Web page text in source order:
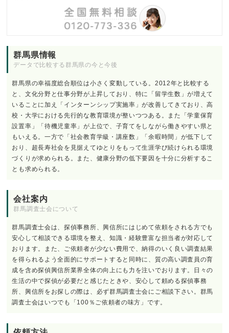
群馬県情報
データで比較する群馬県の今と今後
群馬県の幸福度総合順位は小さく変動している。2012年と比較する
と、文化分野と仕事分野が上昇しており、特に「留学生数」が増えて
いることに加え「インターンシップ実施率」が改善してきており、高
校・大学における先行的な教育環境が整いつつある。また「学童保育
設置率」「待機児童率」が上位で、子育てをしながら働きやすい県と
もいえる。一方で「社会教育学級・講座数」「余暇時間」が低下して
おり、超長寿社会を見据えてゆとりをもって生涯学び続けられる環境
づくりが求められる。また、健康分野の低下要因を十分に分析するこ
とも求められる。
会社案内
群馬調査士会について
群馬調査士会は、探偵事務所、興信所にはじめて依頼をされる方でも
安心して相談できる環境を整え、知識・経験豊富な担当者が対応して
おります。また、ご依頼者が少ない費用で、納得のいく良い調査結果
を得られるよう全面的にサポートすると同時に、質の高い調査員の育
成を含め探偵興信所業界全体の向上にも力を注いでおります。日々の
生活の中で探偵が必要だと感じたときや、安心して頼める探偵事務
所、興信所をお探しの際は、必ず群馬調査士会にご相談下さい。群馬
調査士会はいつでも「100％ご依頼者の味方」です。